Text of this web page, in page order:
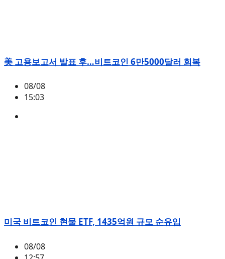
美 고용보고서 발표 후…비트코인 6만5000달러 회복
08/08
15:03
미국 비트코인 현물 ETF, 1435억원 규모 순유입
08/08